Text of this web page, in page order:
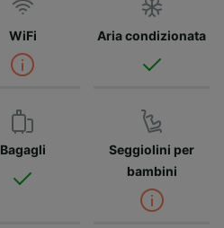
WiFi Aria condizionata
Bagagli
Seggiolini per
bambini